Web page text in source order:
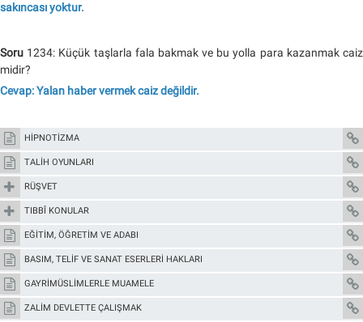
sakıncası yoktur.
Soru 1234: Küçük taşlarla fala bakmak ve bu yolla para kazanmak caiz
midir?
Cevap: Yalan haber vermek caiz değildir.
HİPNOTİZMA
TALİH OYUNLARI
RÜŞVET
TIBBÎ KONULAR
EĞİTİM, ÖĞRETİM VE ADABI
BASIM, TELİF VE SANAT ESERLERİ HAKLARI
GAYRİMÜSLİMLERLE MUAMELE
ZALİM DEVLETTE ÇALIŞMAK